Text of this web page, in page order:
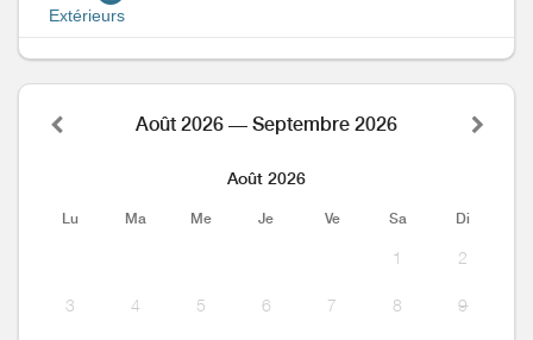
Extérieurs
Août 2026 — Septembre 2026
Août 2026
Lu Ma Me Je Ve Sa Di
1 2
3 4 5 6 7 8 9